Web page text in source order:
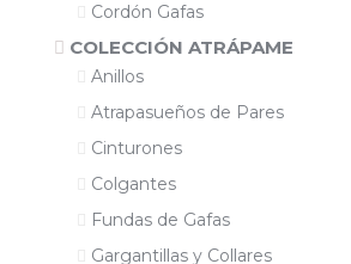
Cordón Gafas
COLECCIÓN ATRÁPAME
Anillos
Atrapasueños de Pares
Cinturones
Colgantes
Fundas de Gafas
Gargantillas y Collares